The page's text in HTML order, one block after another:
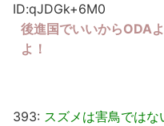
ID:qJDGk+6M0
後進国でいいからODA
よ！
393: スズメは害鳥ではな